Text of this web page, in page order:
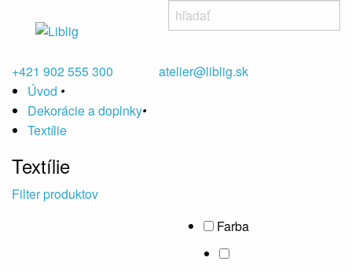
+421 902 555 300
atelier@liblig.sk
Úvod •
Dekorácie a doplnky•
Textílie
Textílie
Filter produktov
Farba